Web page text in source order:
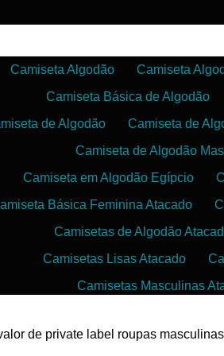
Camiseta Algodão Camiseta
Camiseta Básica de Algodão
de Algodão
Camiseta de
Camiseta de Algodão
Camiseta em Algodão Egípcio
Básica Feminina Atacado
Camisetas de Algodão
Camisetas Lisas Atacado
Camisetas Masculinas
Camisetas para Sublimação
de private label roupas